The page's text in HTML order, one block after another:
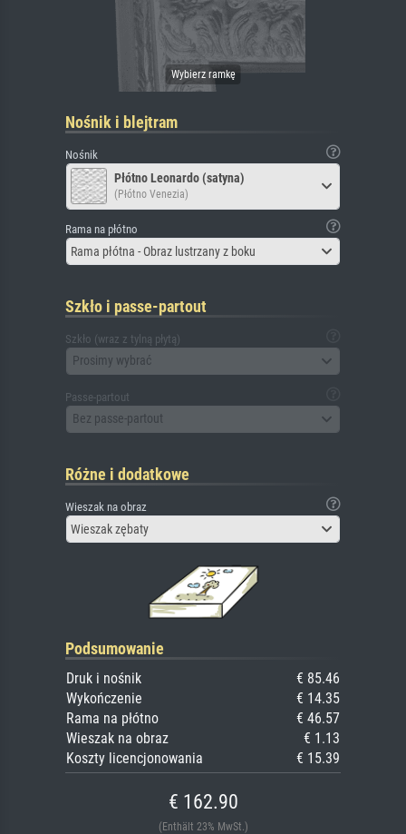
Nośnik i blejtram
Nośnik
Płótno Leonardo (satyna)
(Płótno Venezia)
Rama na płótno
Rama płótna - Obraz lustrzany z boku
Szkło i passe-partout
Szkło (wraz z tylną płytą)
Prosimy wybrać
Passe-partout
Bez passe-partout
Różne i dodatkowe
Wieszak na obraz
Wieszak zębaty
Podsumowanie
Druk i nośnik
€ 85.46
Wykończenie
€ 14.35
Rama na płótno
€ 46.57
Wieszak na obraz
€ 1.13
Koszty licencjonowania
€ 15.39
€ 162.90
(Enthält 23% MwSt.)